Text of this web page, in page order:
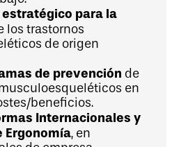
para la
los trastornos
de origen
de prevención de
en
beneficios.
Internacionales y
Ergonomía, en